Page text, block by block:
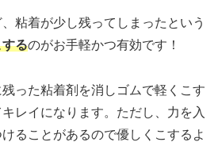
粘着が少し残ってしまったという
るのがお手軽かつ有効です！
った粘着剤を消しゴムで軽くこす
レイになります。ただし、力を入
ることがあるので優しくこするよ